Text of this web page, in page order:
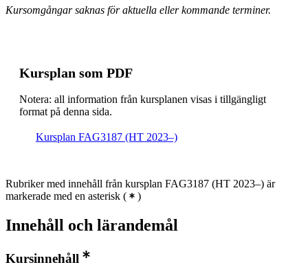
Kursomgångar saknas för aktuella eller kommande terminer.
Kursplan som PDF
Notera: all information från kursplanen visas i tillgängligt
format på denna sida.
Kursplan FAG3187 (HT 2023–)
Rubriker med innehåll från kursplan FAG3187 (HT 2023–) är
markerade med en asterisk ( )
Innehåll och lärandemål
Kursinnehåll